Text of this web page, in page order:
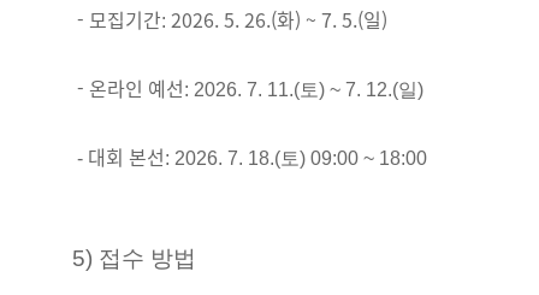
- 모집기간: 2026. 5. 26.(화) ~ 7. 5.(일)
- 온라인 예선: 2026. 7. 11.(토) ~ 7. 12.(일)
- 대회 본선: 2026. 7. 18.(토) 09:00 ~ 18:00
5) 접수 방법